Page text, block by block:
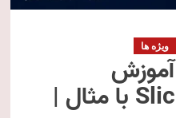
ویژه ها
آموزش
Indexing و Slicing با مثال |